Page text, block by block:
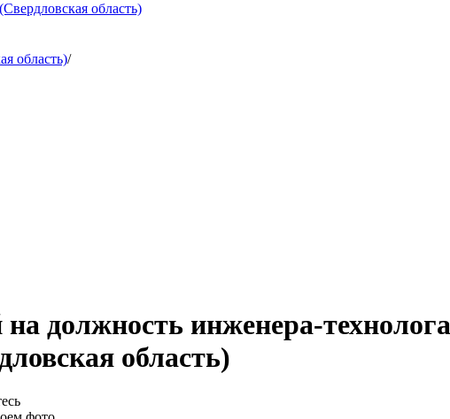
область)
область)/
на должность инженера-
область)